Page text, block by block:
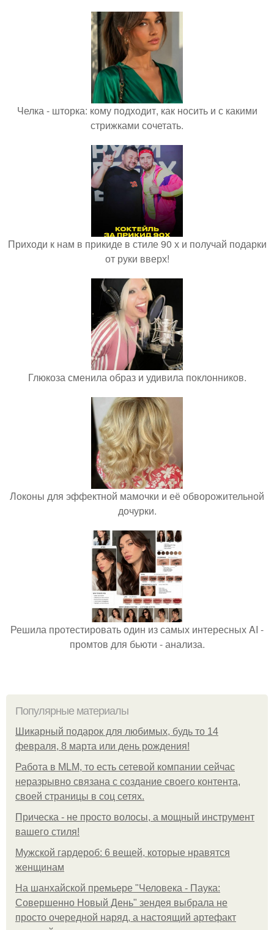
Челка - шторка: кому подходит, как носить и с какими
стрижками сочетать.
Приходи к нам в прикиде в стиле 90 х и получай подарки
от руки вверх!
Глюкоза сменила образ и удивила поклонников.
Локоны для эффектной мамочки и её обворожительной
дочурки.
Решила протестировать один из самых интересных AI -
промтов для бьюти - анализа.
Популярные материалы
Шикарный подарок для любимых, будь то 14
февраля, 8 марта или день рождения!
Работа в MLM, то есть сетевой компании сейчас
неразрывно связана с создание своего контента,
своей страницы в соц сетях.
Прическа - не просто волосы, а мощный инструмент
вашего стиля!
Мужской гардероб: 6 вещей, которые нравятся
женщинам
На шанхайской премьере "Человека - Паука:
Совершенно Новый День" зендея выбрала не
просто очередной наряд, а настоящий артефакт